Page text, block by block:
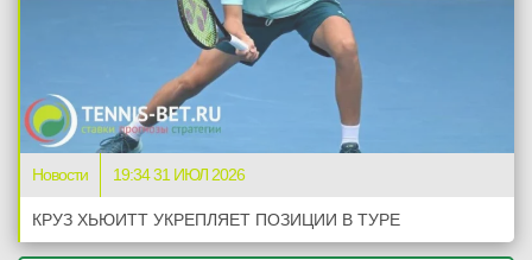
Новости 19:34 31 ИЮЛ 2026
КРУЗ ХЬЮИТТ УКРЕПЛЯЕТ ПОЗИЦИИ В ТУРЕ